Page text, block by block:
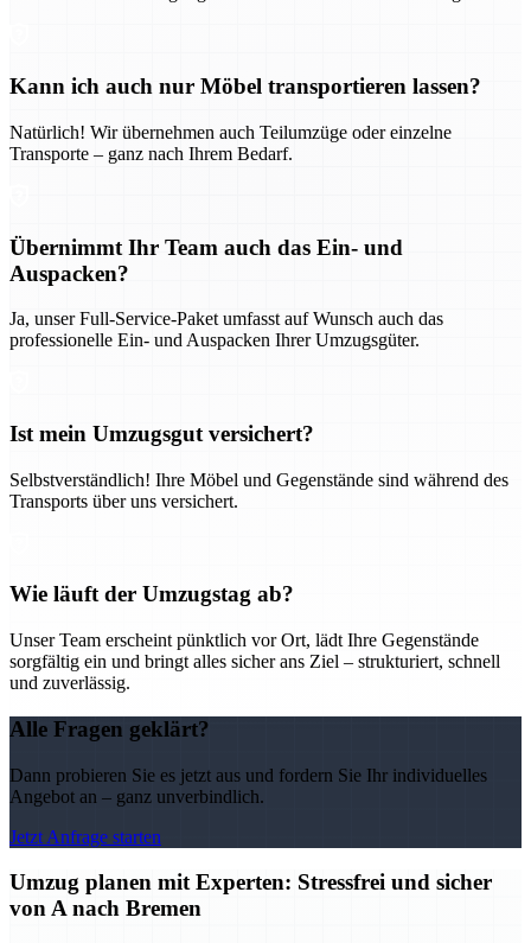
Kann ich auch nur Möbel transportieren lassen?
Natürlich! Wir übernehmen auch Teilumzüge oder einzelne
Transporte – ganz nach Ihrem Bedarf.
Übernimmt Ihr Team auch das Ein- und
Auspacken?
Ja, unser Full-Service-Paket umfasst auf Wunsch auch das
professionelle Ein- und Auspacken Ihrer Umzugsgüter.
Ist mein Umzugsgut versichert?
Selbstverständlich! Ihre Möbel und Gegenstände sind während des
Transports über uns versichert.
Wie läuft der Umzugstag ab?
Unser Team erscheint pünktlich vor Ort, lädt Ihre Gegenstände
sorgfältig ein und bringt alles sicher ans Ziel – strukturiert, schnell
und zuverlässig.
Alle Fragen geklärt?
Dann probieren Sie es jetzt aus und fordern Sie Ihr individuelles
Angebot an – ganz unverbindlich.
Jetzt Anfrage starten
Umzug planen mit Experten: Stressfrei und sicher
von A nach Bremen